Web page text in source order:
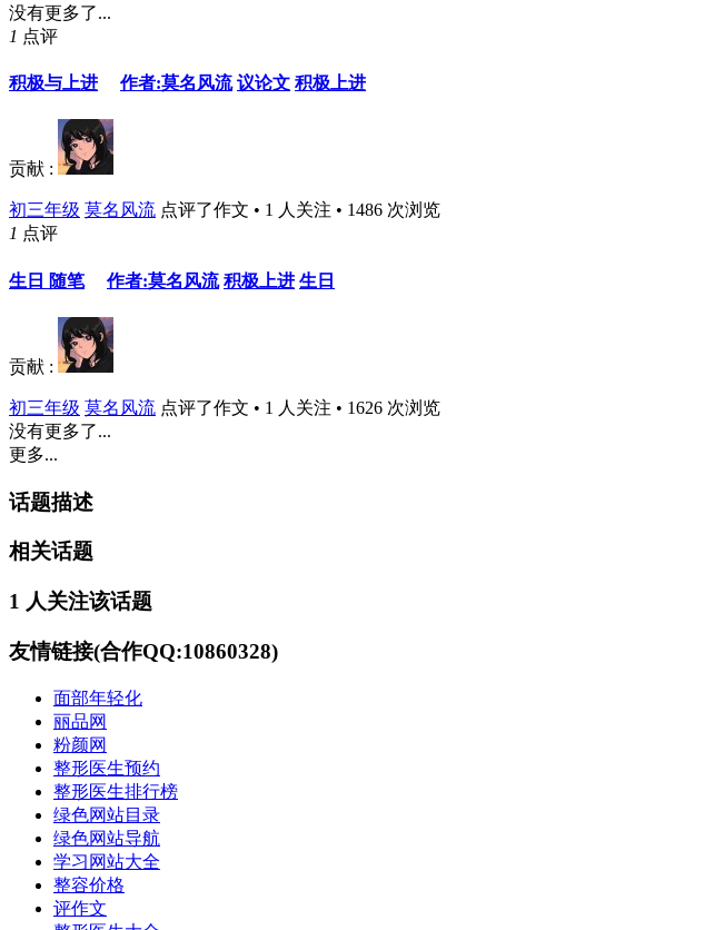
没有更多了...
1 点评
积极与上进 作者:莫名风流 议论文 积极上进
贡献 :
初三年级 莫名风流 点评了作文 • 1 人关注 • 1486 次浏览
1 点评
生日 随笔 作者:莫名风流 积极上进 生日
贡献 :
初三年级 莫名风流 点评了作文 • 1 人关注 • 1626 次浏览
没有更多了...
更多...
话题描述
相关话题
1 人关注该话题
友情链接(合作QQ:10860328)
面部年轻化
丽品网
粉颜网
整形医生预约
整形医生排行榜
绿色网站目录
绿色网站导航
学习网站大全
整容价格
评作文